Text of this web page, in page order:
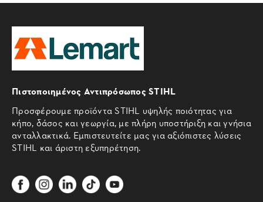
Πιστοποιημένος Αντιπρόσωπος STIHL
Προσφέρουμε προϊόντα STIHL υψηλής ποιότητας για
κήπο, δάσος και γεωργία, με πλήρη υποστήριξη και γνήσια
ανταλλακτικά. Εμπιστευτείτε μας για αξιόπιστες λύσεις
STIHL και άριστη εξυπηρέτηση.